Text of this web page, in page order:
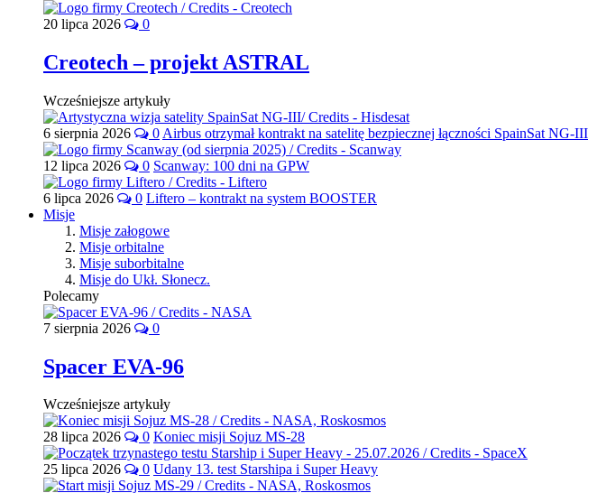
20 lipca 2026 0
Creotech – projekt ASTRAL
Wcześniejsze artykuły
6 sierpnia 2026 0 Airbus otrzymał kontrakt na satelitę bezpiecznej łączności SpainSat NG-III
12 lipca 2026 0 Scanway: 100 dni na GPW
6 lipca 2026 0 Liftero – kontrakt na system BOOSTER
Misje
Misje załogowe
Misje orbitalne
Misje suborbitalne
Misje do Ukł. Słonecz.
Polecamy
7 sierpnia 2026 0
Spacer EVA-96
Wcześniejsze artykuły
28 lipca 2026 0 Koniec misji Sojuz MS-28
25 lipca 2026 0 Udany 13. test Starshipa i Super Heavy